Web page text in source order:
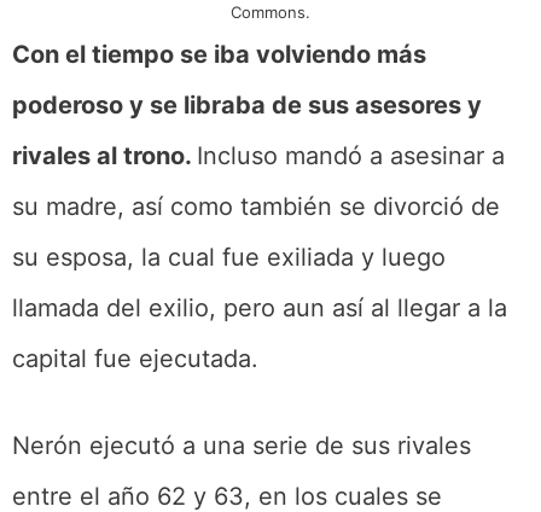
Commons.
Con el tiempo se iba volviendo más
poderoso y se libraba de sus asesores y
rivales al trono. Incluso mandó a asesinar a
su madre, así como también se divorció de
su esposa, la cual fue exiliada y luego
llamada del exilio, pero aun así al llegar a la
capital fue ejecutada.
Nerón ejecutó a una serie de sus rivales
entre el año 62 y 63, en los cuales se